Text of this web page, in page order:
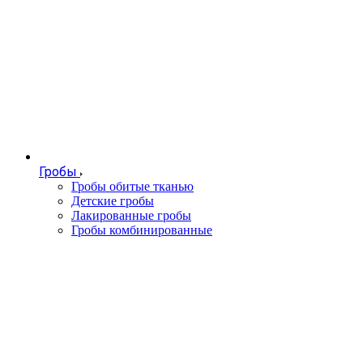
Гробы
Гробы обитые тканью
Детские гробы
Лакированные гробы
Гробы комбинированные